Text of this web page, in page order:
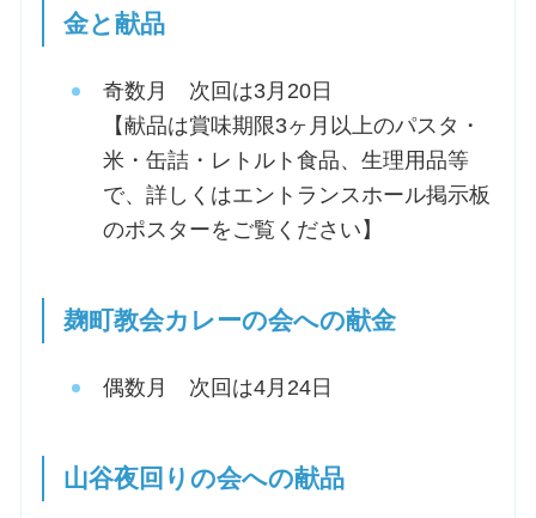
金と献品
奇数月 次回は3月20日
【献品は賞味期限3ヶ月以上のパスタ・
米・缶詰・レトルト食品、生理用品等
で、詳しくはエントランスホール掲示板
のポスターをご覧ください】
麹町教会カレーの会への献金
偶数月 次回は4月24日
山谷夜回りの会への献品